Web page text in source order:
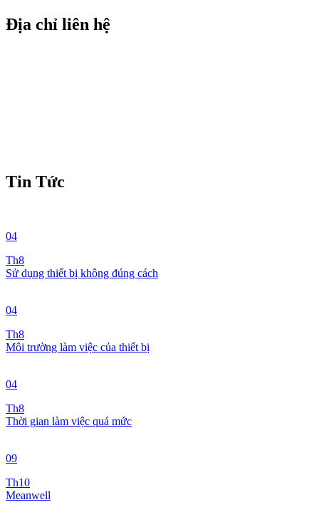
Địa chỉ liên hệ
Tin Tức
04
Th8
Sử dụng thiết bị không đúng cách
04
Th8
Môi trường làm việc của thiết bị
04
Th8
Thời gian làm việc quá mức
09
Th10
Meanwell